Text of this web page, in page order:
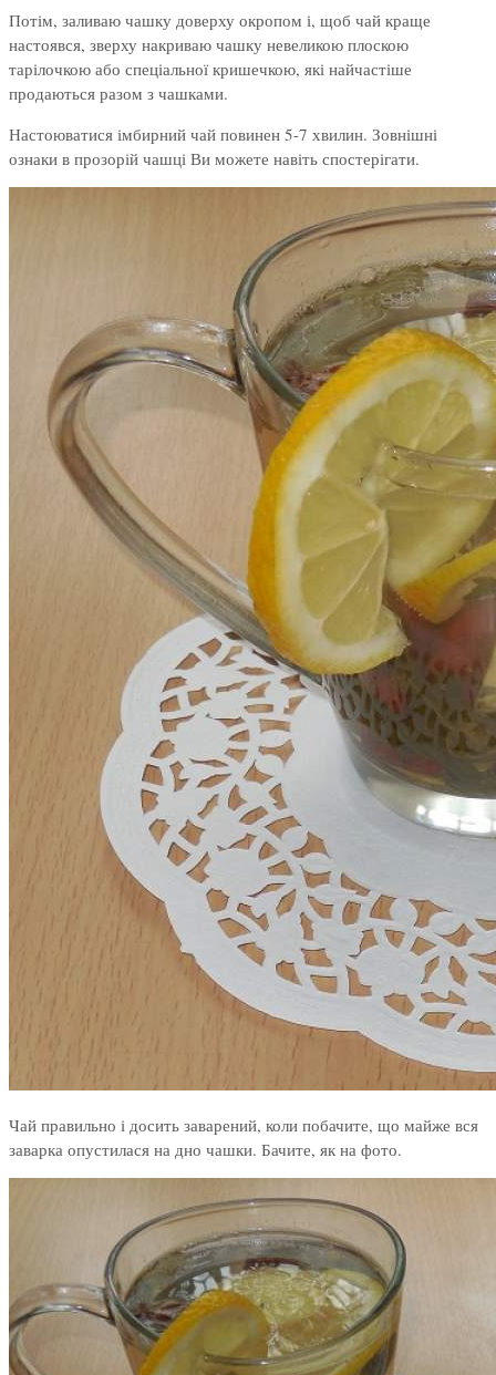
Потім, заливаю чашку доверху окропом і, щоб чай краще
настоявся, зверху накриваю чашку невеликою плоскою
тарілочкою або спеціальної кришечкою, які найчастіше
продаються разом з чашками.
Настоюватися імбирний чай повинен 5-7 хвилин. Зовнішні
ознаки в прозорій чашці Ви можете навіть спостерігати.
Чай правильно і досить заварений, коли побачите, що майже вся
заварка опустилася на дно чашки. Бачите, як на фото.